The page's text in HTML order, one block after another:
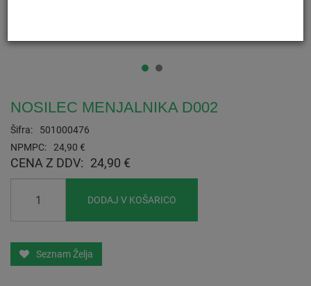
NOSILEC MENJALNIKA D002
Šifra:
501000476
NPMPC:
24,90 €
CENA Z DDV: 24,90 €
DODAJ V KOŠARICO
Seznam Želja